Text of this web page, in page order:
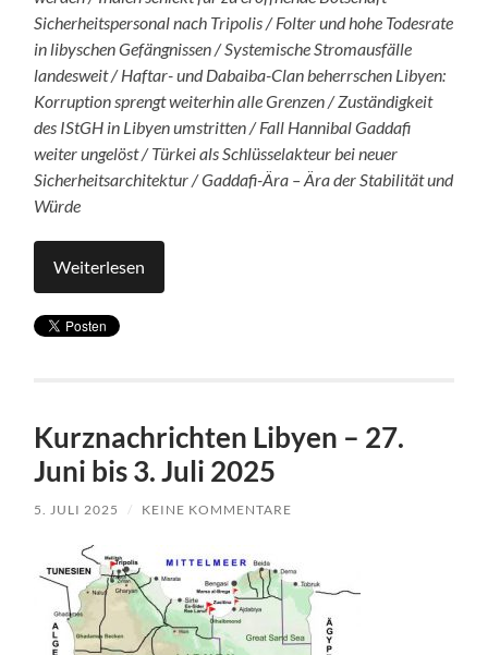
Sicherheitspersonal nach Tripolis / Folter und hohe Todesrate
in libyschen Gefängnissen / Systemische Stromausfälle
landesweit / Haftar- und Dabaiba-Clan beherrschen Libyen:
Korruption sprengt weiterhin alle Grenzen / Zuständigkeit
des IStGH in Libyen umstritten / Fall Hannibal Gaddafi
weiter ungelöst / Türkei als Schlüsselakteur bei neuer
Sicherheitsarchitektur / Gaddafi-Ära – Ära der Stabilität und
Würde
Weiterlesen
Kurznachrichten Libyen – 27.
Juni bis 3. Juli 2025
5. JULI 2025 / KEINE KOMMENTARE